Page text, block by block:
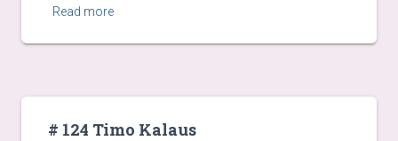
Read more
# 124 Timo Kalaus